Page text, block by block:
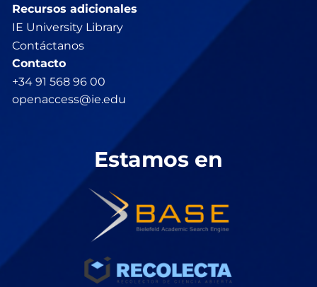
Recursos adicionales
IE University Library
Contáctanos
Contacto
+34 91 568 96 00
openaccess@ie.edu
Estamos en